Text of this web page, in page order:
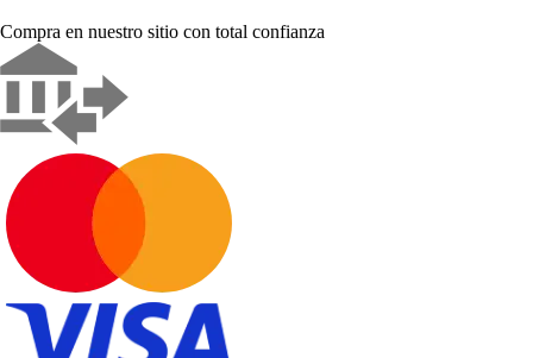
Compra en nuestro sitio con total confianza